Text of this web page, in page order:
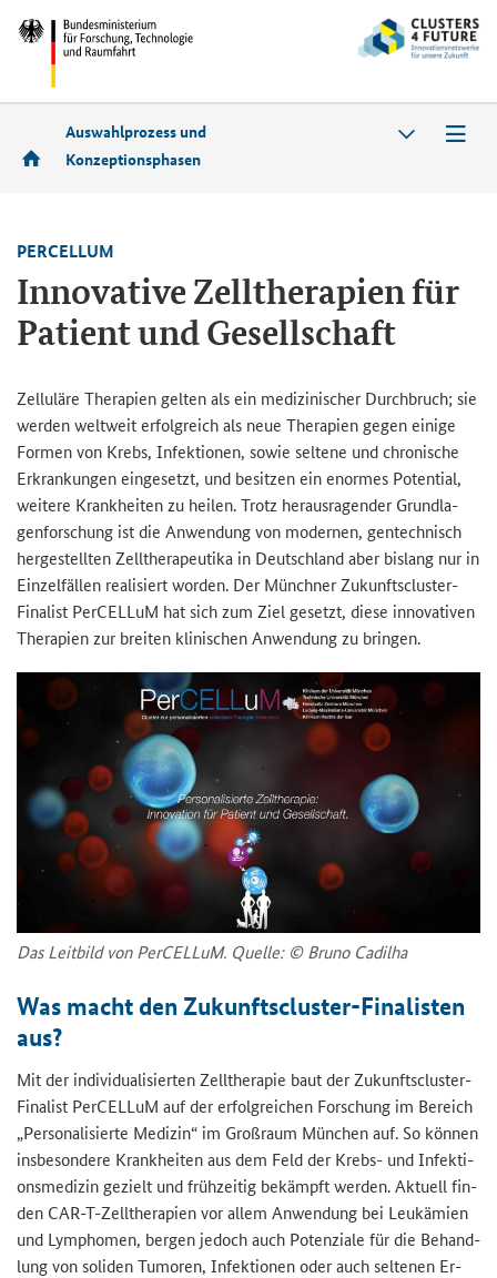
Auswahlprozess und
Konzeptionsphasen
PER­CEL­LUM
In­no­va­ti­ve Zell­the­ra­pien für
Pa­ti­ent und Ge­sell­schaft
Zel­lu­lä­re The­ra­pien gel­ten als ein me­di­zi­ni­scher Durch­bruch; sie
wer­den welt­weit er­folg­reich als neue The­ra­pien gegen ei­ni­ge
For­men von Krebs, In­fek­tio­nen, sowie sel­te­ne und chro­ni­sche
Er­kran­kun­gen ein­ge­setzt, und be­sit­zen ein enor­mes Po­ten­ti­al,
wei­te­re Krank­hei­ten zu hei­len. Trotz her­aus­ra­gen­der Grund­la­
gen­for­schung ist die An­wen­dung von mo­der­nen, gen­tech­nisch
her­ge­stell­ten Zell­the­ra­peu­ti­ka in Deutsch­land aber bis­lang nur in
Ein­zel­fäl­len rea­li­siert wor­den. Der Münch­ner Zukunftscluster-​
Finalist Per­CEL­LuM hat sich zum Ziel ge­setzt, diese in­no­va­ti­ven
The­ra­pien zur brei­ten kli­ni­schen An­wen­dung zu brin­gen.
Das Leit­bild von Per­CEL­LuM. Quel­le: © Bruno Ca­dil­ha
Was macht den Zukunftscluster-​Finalisten
aus?
Mit der in­di­vi­dua­li­sier­ten Zell­the­ra­pie baut der Zukunftscluster-​
Finalist Per­CEL­LuM auf der er­folg­rei­chen For­schung im Be­reich
„Per­so­na­li­sier­te Me­di­zin“ im Groß­raum Mün­chen auf. So kön­nen
ins­be­son­de­re Krank­hei­ten aus dem Feld der Krebs-​ und In­fek­ti­
ons­me­di­zin ge­zielt und früh­zei­tig be­kämpft wer­den. Ak­tu­ell fin­
den CAR-​T-Zelltherapien vor allem An­wen­dung bei Leuk­ämien
und Lym­pho­men, ber­gen je­doch auch Po­ten­zia­le für die Be­hand­
lung von so­li­den Tu­mo­ren, In­fek­tio­nen oder auch sel­te­nen Er­